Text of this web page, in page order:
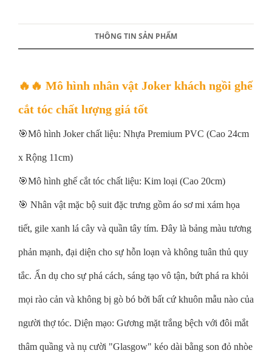
THÔNG TIN SẢN PHẨM
🔥🔥 Mô hình nhân vật Joker khách ngồi ghế
cắt tóc chất lượng giá tốt
🎯Mô hình Joker chất liệu: Nhựa Premium PVC (Cao 24cm
x Rộng 11cm)
🎯Mô hình ghế cắt tóc chất liệu: Kim loại (Cao 20cm)
🎯 Nhân vật mặc bộ suit đặc trưng gồm áo sơ mi xám họa
tiết, gile xanh lá cây và quần tây tím. Đây là bảng màu tương
phản mạnh, đại diện cho sự hỗn loạn và không tuân thủ quy
tắc. Ẩn dụ cho sự phá cách, sáng tạo vô tận, bứt phá ra khỏi
mọi rào cản và không bị gò bó bởi bất cứ khuôn mẫu nào của
người thợ tóc. ​Diện mạo: Gương mặt trắng bệch với đôi mắt
thâm quầng và nụ cười "Glasgow" kéo dài bằng son đỏ nhòe